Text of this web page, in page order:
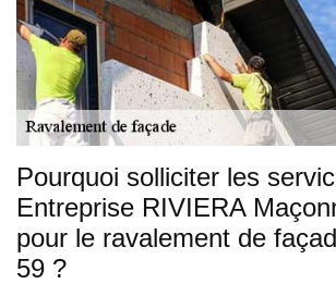
Pourquoi solliciter les
Entreprise RIVIERA
pour le ravalement de
59 ?